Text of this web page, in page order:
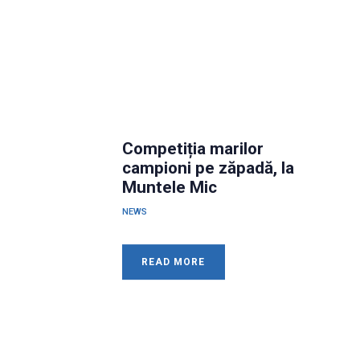
Competiția marilor
campioni pe zăpadă, la
Muntele Mic
NEWS
READ MORE